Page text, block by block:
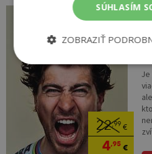
22,99 €
4,95€
Je
SÚHLASÍM
ZOBRAZIŤ